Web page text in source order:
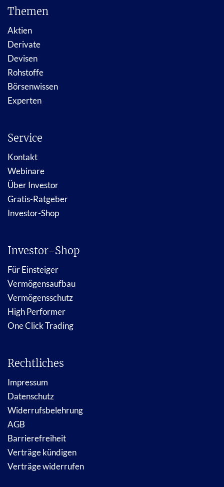
Themen
Aktien
Derivate
Devisen
Rohstoffe
Börsenwissen
Experten
Service
Kontakt
Webinare
Über Investor
Gratis-Ratgeber
Investor-Shop
Investor-Shop
Für Einsteiger
Vermögensaufbau
Vermögensschutz
High Performer
One Click Trading
Rechtliches
Impressum
Datenschutz
Widerrufsbelehrung
AGB
Barrierefreiheit
Verträge kündigen
Verträge widerrufen